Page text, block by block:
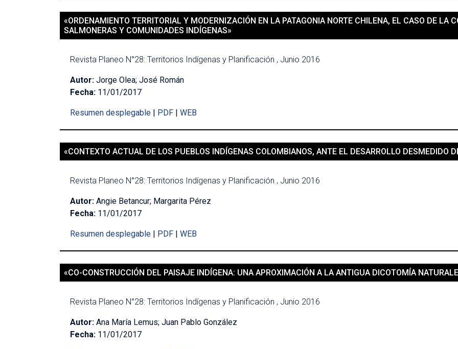
«ORDENAMIENTO TERRITORIAL Y MODERNIZACIÓN EN LA PATAGONIA NORTE CHILENA, EL CASO DE LA
SALMONERAS Y COMUNIDADES INDÍGENAS»
Revista Planeo N°28: Territorios Indígenas y Planificación , Junio 2016
Autor: Jorge Olea; José Román
Fecha: 11/01/2017
Resumen desplegable | PDF | WEB
«CONTEXTO ACTUAL DE LOS PUEBLOS INDÍGENAS COLOMBIANOS, ANTE EL DESARROLLO DESMEDIDO
Revista Planeo N°28: Territorios Indígenas y Planificación , Junio 2016
Autor: Angie Betancur; Margarita Pérez
Fecha: 11/01/2017
Resumen desplegable | PDF | WEB
«CO-CONSTRUCCIÓN DEL PAISAJE INDÍGENA: UNA APROXIMACIÓN A LA ANTIGUA DICOTOMÍA
Revista Planeo N°28: Territorios Indígenas y Planificación , Junio 2016
Autor: Ana María Lemus; Juan Pablo González
Fecha: 11/01/2017